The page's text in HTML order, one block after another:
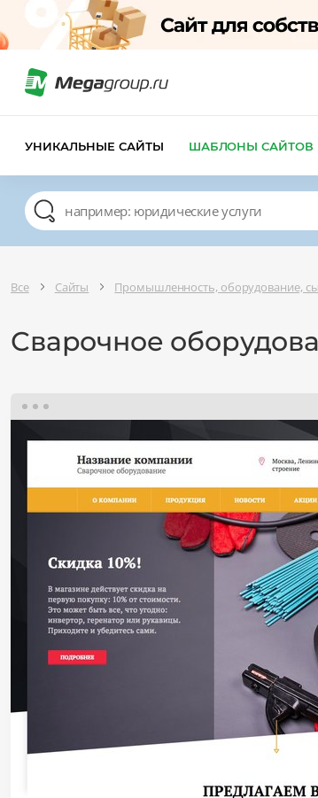
УНИКАЛЬНЫЕ САЙТЫ ШАБЛОНЫ САЙТОВ
Все Сайты Промышленность, оборудование,
Сварочное